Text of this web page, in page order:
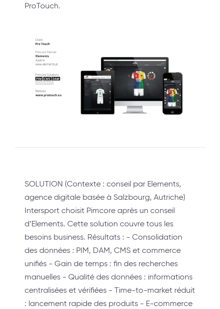
ProTouch.
SOLUTION (Contexte : conseil par Elements,
agence digitale basée à Salzbourg, Autriche)
Intersport choisit Pimcore après un conseil
d’Elements. Cette solution couvre tous les
besoins business. Résultats : - Consolidation
des données : PIM, DAM, CMS et commerce
unifiés - Gain de temps : fin des recherches
manuelles - Qualité des données : informations
centralisées et vérifiées - Time-to-market réduit
: lancement rapide des produits - E-commerce